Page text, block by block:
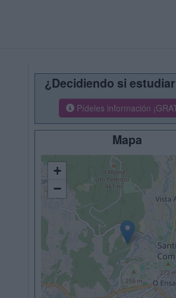
¿Decidiendo si
Pídeles información
Mapa
+
−